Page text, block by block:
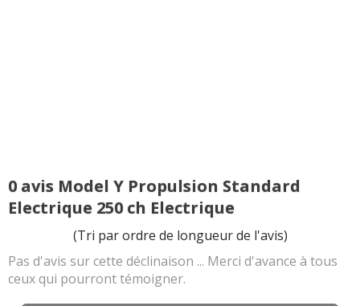
0 avis Model Y Propulsion Standard
Electrique 250 ch Electrique
(Tri par ordre de longueur de l'avis)
Pas d'avis sur cette déclinaison ... Merci d'avance à tous
ceux qui pourront témoigner.